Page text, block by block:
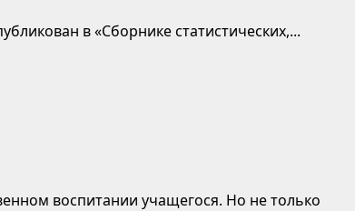
в «Сборнике статистических,...
воспитании учащегося. Но не только